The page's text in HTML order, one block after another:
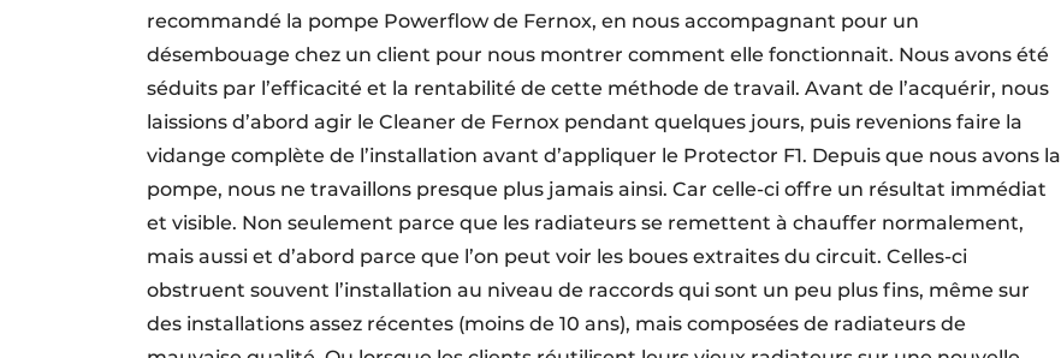
recommandé la pompe Powerflow de Fernox, en nous accompagnant pour un
désembouage chez un client pour nous montrer comment elle fonctionnait. Nous avons été
séduits par l’efficacité et la rentabilité de cette méthode de travail. Avant de l’acquérir, nous
laissions d’abord agir le Cleaner de Fernox pendant quelques jours, puis revenions faire la
vidange complète de l’installation avant d’appliquer le Protector F1. Depuis que nous avons la
pompe, nous ne travaillons presque plus jamais ainsi. Car celle-ci offre un résultat immédiat
et visible. Non seulement parce que les radiateurs se remettent à chauffer normalement,
mais aussi et d’abord parce que l’on peut voir les boues extraites du circuit. Celles-ci
obstruent souvent l’installation au niveau de raccords qui sont un peu plus fins, même sur
des installations assez récentes (moins de 10 ans), mais composées de radiateurs de